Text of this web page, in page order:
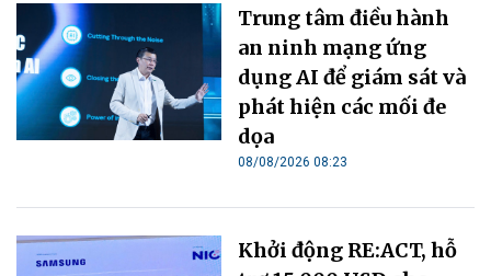
Trung tâm điều hành
an ninh mạng ứng
dụng AI để giám sát và
phát hiện các mối đe
dọa
08/08/2026 08:23
Khởi động RE:ACT, hỗ